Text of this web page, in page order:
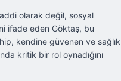
olarak değil, sosyal
ifade eden Göktaş, bu
kendine güvenen ve
kritik bir rol oynadığını